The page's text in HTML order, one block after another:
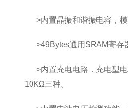
>内置晶振和谐振电容，模
>49Bytes通用SRAM寄存
>内置充电电路，充电型电
10KΩ三种。